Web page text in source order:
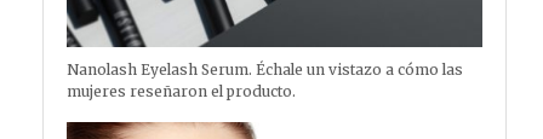
Nanolash Eyelash Serum. Échale un vistazo a cómo las
mujeres reseñaron el producto.